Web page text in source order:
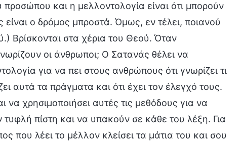
και η μελλοντολογία είναι ότι μπορούν
ο δρόμος μπροστά. Όμως, εν τέλει, ποιανού
Βρίσκονται στα χέρια του Θεού. Όταν
οι άνθρωποι; Ο Σατανάς θέλει να
για να πει στους ανθρώπους ότι γνωρίζει τι
αυτά τα πράγματα και ότι έχει τον έλεγχό τους.
να χρησιμοποιήσει αυτές τις μεθόδους για να
πίστη και να υπακούν σε κάθε του λέξη. Για
λέει το μέλλον κλείσει τα μάτια του και σου